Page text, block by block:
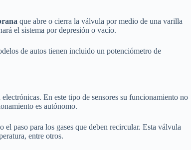
que abre o cierra la válvula por medio de una varilla
el sistema por depresión o vacío.
de autos tienen incluido un potenciómetro de
En este tipo de sensores su funcionamiento no
es autónomo.
paso para los gases que deben recircular. Esta válvula
entre otros.